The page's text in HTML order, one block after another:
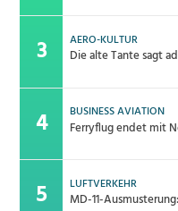
AERO-KULTUR
Die alte Tante sagt
BUSINESS AVIATION
Ferryflug endet mit
LUFTVERKEHR
MD-11-